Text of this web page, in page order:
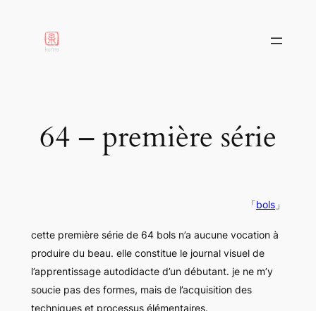
contenu
64 – première série
「bols 」
cette première série de 64 bols n’a aucune vocation à
produire du beau. elle constitue le journal visuel de
l’apprentissage autodidacte d’un débutant. je ne m’y
soucie pas des formes, mais de l’acquisition des
techniques et processus élémentaires.